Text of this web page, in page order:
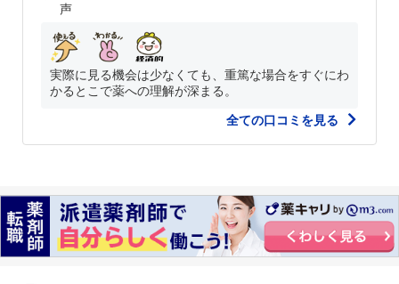
声
実際に見る機会は少なくても、重篤な場合をすぐにわ
かるとこで薬への理解が深まる。
全ての口コミを見る